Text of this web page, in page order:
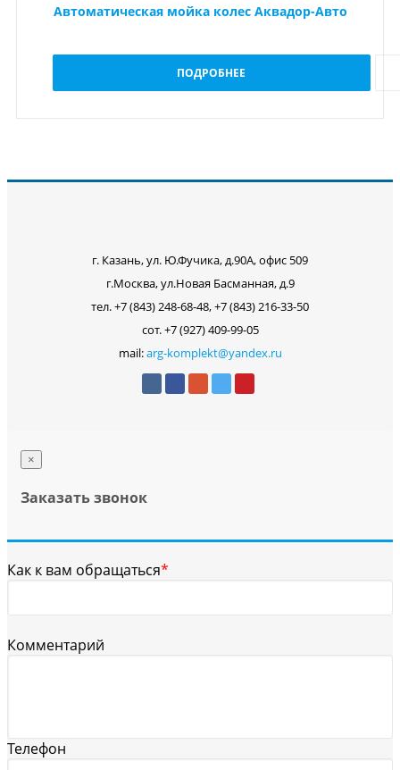
Автоматическая мойка колес Аквадор-Авто
ПОДРОБНЕЕ
г. Казань, ул. Ю.Фучика, д.90А, офис 509
г.Москва, ул.Новая Басманная, д.9
тел. +7 (843) 248-68-48, +7 (843) 216-33-50
сот. +7 (927) 409-99-05
mail:arg-komplekt@yandex.ru
×
Заказать звонок
Как к вам обращаться*
Комментарий
Телефон